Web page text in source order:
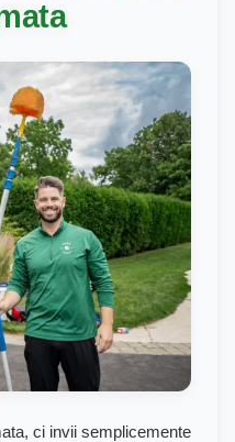
ci invii semplicemente